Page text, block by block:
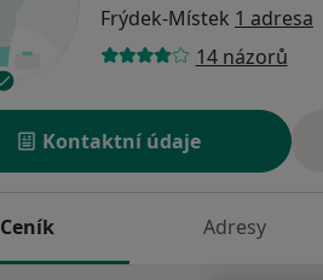
Frýdek-Místek 1 adresa
14 názorů
Kontaktní údaje
Ceník Adresy